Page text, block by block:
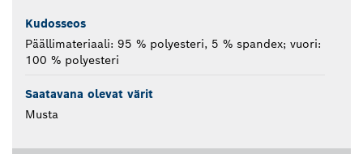
Kudosseos
Päällimateriaali: 95 % polyesteri, 5 % spandex; vuori:
100 % polyesteri
Saatavana olevat värit
Musta